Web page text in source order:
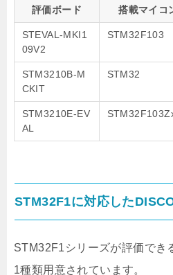
評価ボード 搭載マイコ
STEVAL‑MKI1
09V2
STM32F103
STM3210B‑M
CKIT
STM32
STM3210E-EV
AL
STM32F1に対応した
STM32F1シリーズが評価でき
1種類用意されています。